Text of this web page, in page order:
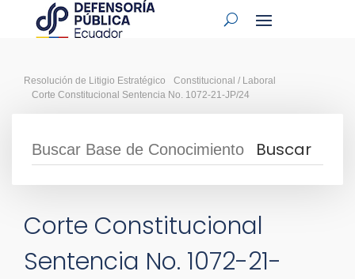
Resolución de Litigio Estratégico
Constitucional / Laboral
Corte Constitucional Sentencia No. 1072-21-JP/24
Corte Constitucional
Sentencia No. 1072-21-